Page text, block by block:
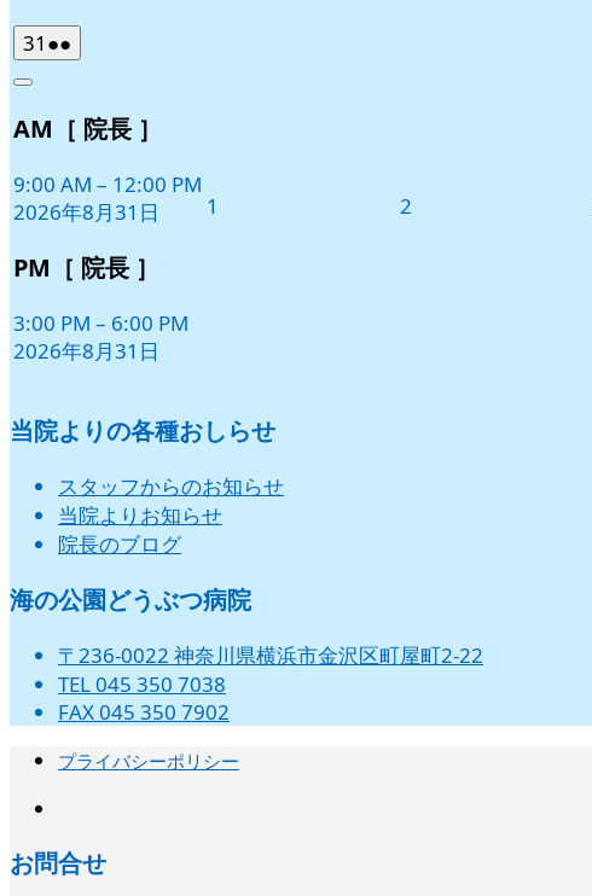
31 2026
年
月
日
●●
件
イ
ン
ト)
Close
AM［ 院長 ］
9:00 AM – 12:00 PM
2026年8月31日
PM［ 院長 ］
3:00 PM – 6:00 PM
2026年8月31日
1 2
当院よりの各種おしらせ
スタッフからのお知らせ
当院よりお知らせ
院長のブログ
海の公園どうぶつ病院
〒236-0022 神奈川県横浜市金沢区町屋町2-22
TEL 045 350 7038
FAX 045 350 7902
プライバシーポリシー
お問合せ